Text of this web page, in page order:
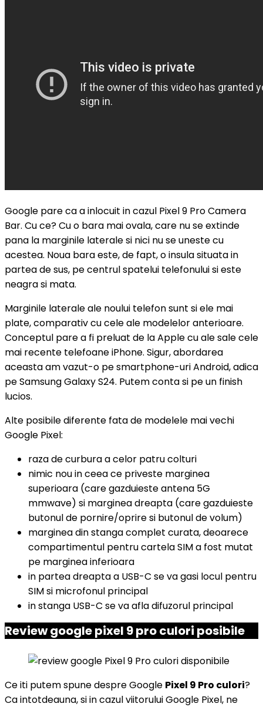
Google pare ca a inlocuit in cazul Pixel 9 Pro Camera
Bar. Cu ce? Cu o bara mai ovala, care nu se extinde
pana la marginile laterale si nici nu se uneste cu
acestea. Noua bara este, de fapt, o insula situata in
partea de sus, pe centrul spatelui telefonului si este
neagra si mata.
Marginile laterale ale noului telefon sunt si ele mai
plate, comparativ cu cele ale modelelor anterioare.
Conceptul pare a fi preluat de la Apple cu ale sale cele
mai recente telefoane iPhone. Sigur, abordarea
aceasta am vazut-o pe smartphone-uri Android, adica
pe Samsung Galaxy S24. Putem conta si pe un finish
lucios.
Alte posibile diferente fata de modelele mai vechi
Google Pixel:
raza de curbura a celor patru colturi
nimic nou in ceea ce priveste marginea
superioara (care gazduieste antena 5G
mmwave) si marginea dreapta (care gazduieste
butonul de pornire/oprire si butonul de volum)
marginea din stanga complet curata, deoarece
compartimentul pentru cartela SIM a fost mutat
pe marginea inferioara
in partea dreapta a USB-C se va gasi locul pentru
SIM si microfonul principal
in stanga USB-C se va afla difuzorul principal
Review google pixel 9 pro culori posibile
Ce iti putem spune despre Google Pixel 9 Pro culori?
Ca intotdeauna, si in cazul viitorului Google Pixel, ne